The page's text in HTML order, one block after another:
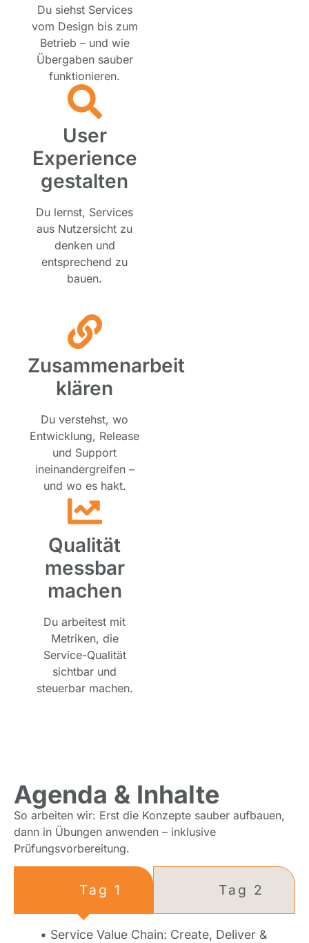
Du siehst Services
vom Design bis zum
Betrieb – und wie
Übergaben sauber
funktionieren.
User
Experience
gestalten
Du lernst, Services
aus Nutzersicht zu
denken und
entsprechend zu
bauen.
Zusammenarbeit
klären
Du verstehst, wo
Entwicklung, Release
und Support
ineinandergreifen –
und wo es hakt.
Qualität
messbar
machen
Du arbeitest mit
Metriken, die
Service-Qualität
sichtbar und
steuerbar machen.
Agenda & Inhalte
So arbeiten wir: Erst die Konzepte sauber aufbauen,
dann in Übungen anwenden – inklusive
Prüfungsvorbereitung.
Tag 1 Tag 2
• Service Value Chain: Create, Deliver &